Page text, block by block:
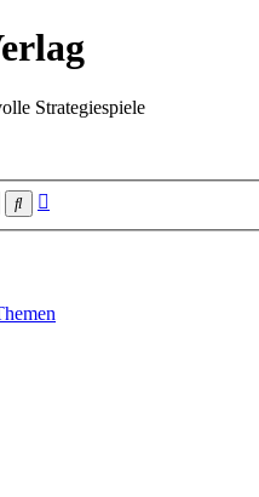
Strategiespiele
Suche